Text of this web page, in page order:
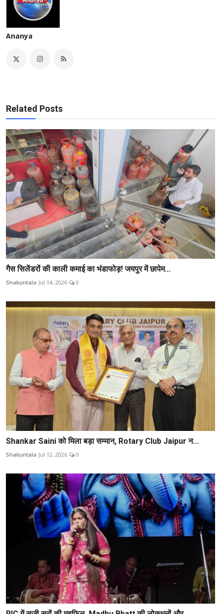
Ananya
Related Posts
गैस सिलेंडरों की काली कमाई का भंडाफोड़! जयपुर में छापेम...
Shakuntala Jul 14, 2026 0
Shankar Saini को मिला बड़ा सम्मान, Rotary Club Jaipur न...
Shakuntala Jul 12, 2026 0